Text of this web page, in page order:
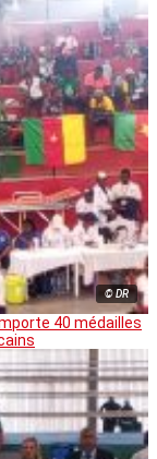
© DR
40 médailles